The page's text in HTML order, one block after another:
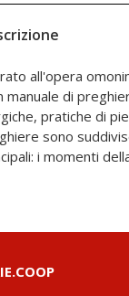
all'opera
manuale di
pratiche di
sono
i momenti
liturgico. Il
un aiuto a
la vita
liturgica.